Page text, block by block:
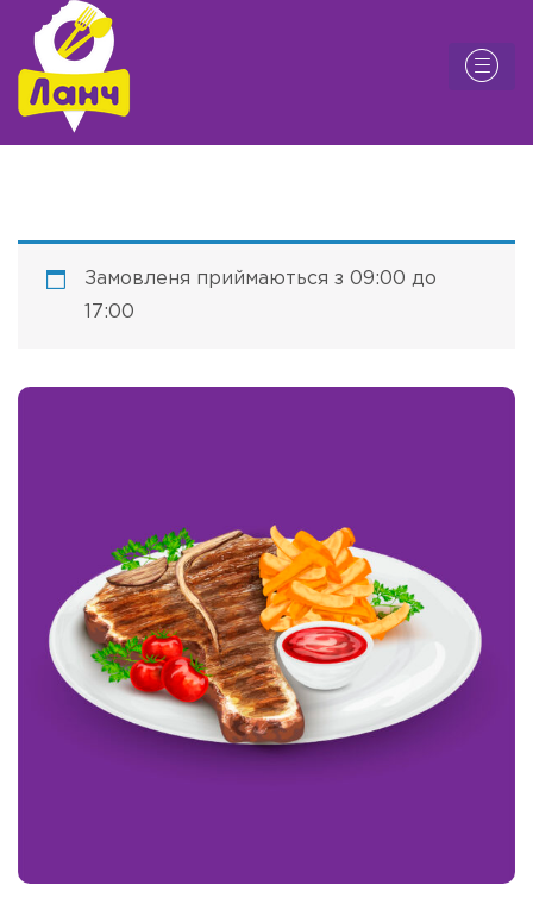
Замовленя приймаються з 09:00 до
17:00